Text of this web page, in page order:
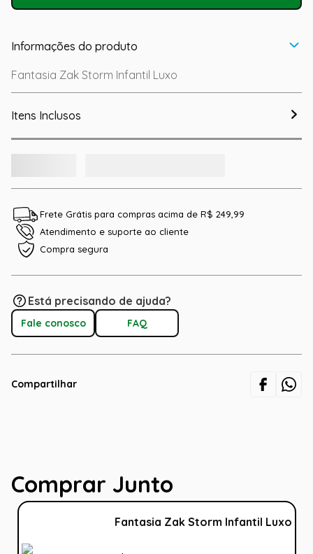
Informações do produto
Fantasia Zak Storm Infantil Luxo
Itens Inclusos
Frete Grátis para compras acima de R$ 249,99
Atendimento e suporte ao cliente
Compra segura
Está precisando de ajuda?
Fale conosco FAQ
Compartilhar
Comprar Junto
Fantasia Zak Storm Infantil Luxo